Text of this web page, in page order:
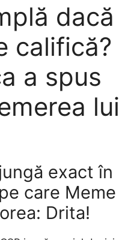
dacă
califică?
a spus
lui
exact în
care Meme
Drita!